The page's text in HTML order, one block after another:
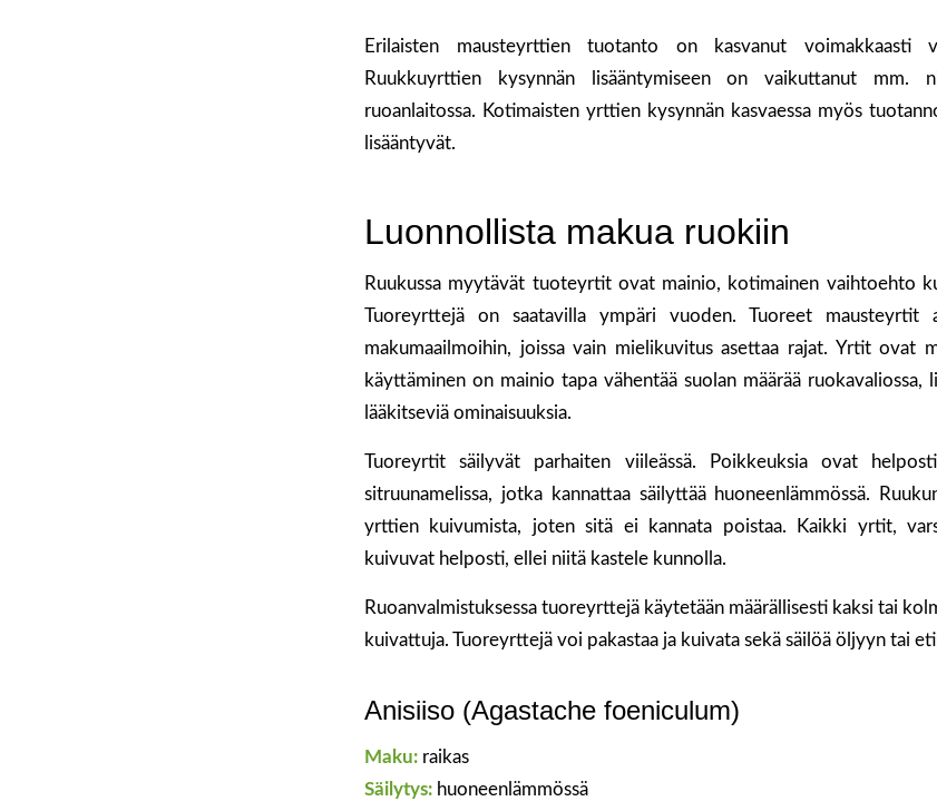
Erilaisten mausteyrttien tuotanto on kasvanut voimakkaasti
Ruukkuyrttien kysynnän lisääntymiseen on vaikuttanut mm.
ruoanlaitossa. Kotimaisten yrttien kysynnän kasvaessa myös
lisääntyvät.
Luonnollista makua ruokiin
Ruukussa myytävät tuoteyrtit ovat mainio, kotimainen vaihtoehto
Tuoreyrttejä on saatavilla ympäri vuoden. Tuoreet mausteyrtit
makumaailmoihin, joissa vain mielikuvitus asettaa rajat. Yrtit ovat
käyttäminen on mainio tapa vähentää suolan määrää ruokavaliossa,
lääkitseviä ominaisuuksia.
Tuoreyrtit säilyvät parhaiten viileässä. Poikkeuksia ovat
sitruunamelissa, jotka kannattaa säilyttää huoneenlämmössä.
yrttien kuivumista, joten sitä ei kannata poistaa. Kaikki yrtit,
kuivuvat helposti, ellei niitä kastele kunnolla.
Ruoanvalmistuksessa tuoreyrttejä käytetään määrällisesti kaksi tai
kuivattuja. Tuoreyrttejä voi pakastaa ja kuivata sekä säilöä öljyyn tai
Anisiiso (Agastache foeniculum)
Maku: raikas
Säilytys: huoneenlämmössä